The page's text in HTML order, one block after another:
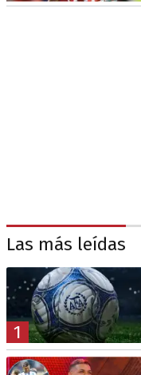
Las más leídas
1